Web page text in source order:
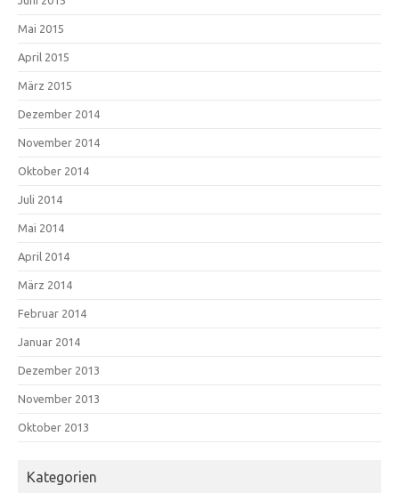
Mai 2015
April 2015
März 2015
Dezember 2014
November 2014
Oktober 2014
Juli 2014
Mai 2014
April 2014
März 2014
Februar 2014
Januar 2014
Dezember 2013
November 2013
Oktober 2013
Kategorien